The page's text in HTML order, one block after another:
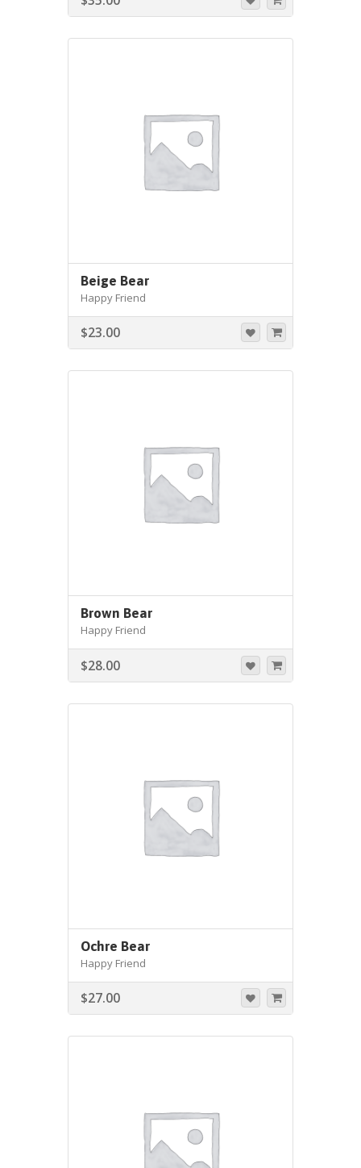
Beige Bear
Happy Friend
$23.00
Brown Bear
Happy Friend
$28.00
Ochre Bear
Happy Friend
$27.00